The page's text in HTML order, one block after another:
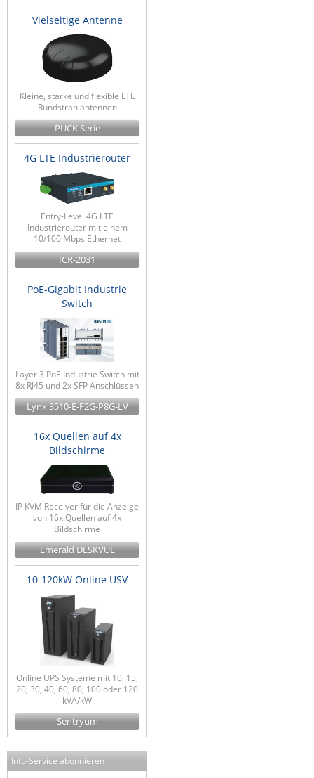
Vielseitige Antenne
Kleine, starke und flexible LTE
Rundstrahlantennen
PUCK Serie
4G LTE Industrierouter
Entry-Level 4G LTE
Industrierouter mit einem
10/100 Mbps Ethernet
ICR-2031
PoE-Gigabit Industrie
Switch
Layer 3 PoE Industrie Switch mit
8x RJ45 und 2x SFP Anschlüssen
Lynx 3510-E-F2G-P8G-LV
16x Quellen auf 4x
Bildschirme
IP KVM Receiver für die Anzeige
von 16x Quellen auf 4x
Bildschirme
Emerald DESKVUE
10-120kW Online USV
Online UPS Systeme mit 10, 15,
20, 30, 40, 60, 80, 100 oder 120
kVA/kW
Sentryum
Info-Service abonnieren